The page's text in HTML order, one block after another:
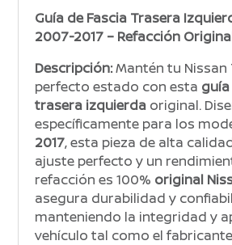
Guía de Fascia Trasera
2007-2017 – Refacción
Descripción:Mantén tu Nissan
perfecto estado con esta
trasera izquierda original.
específicamente para los
2017, esta pieza de alta
ajuste perfecto y un
refacción es 100% original
asegura durabilidad y
manteniendo la integridad y
vehículo tal como el